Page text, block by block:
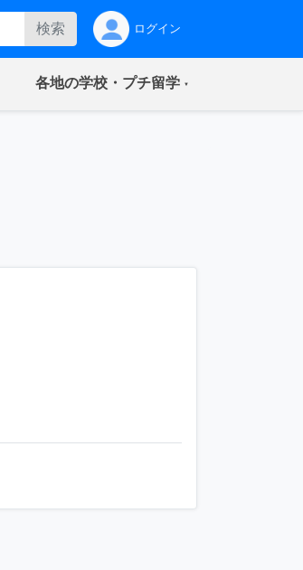
検索 ログイン
各地の学校・プチ留学(current)